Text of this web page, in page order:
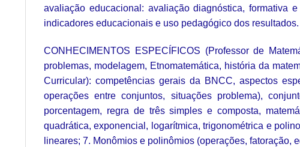
avaliação educacional: avaliação diagnóstica, formativa
indicadores educacionais e uso pedagógico dos resultados.
CONHECIMENTOS ESPECÍFICOS (Professor de
problemas, modelagem, Etnomatemática, história da
Curricular): competências gerais da BNCC, aspectos
operações entre conjuntos, situações problema),
porcentagem, regra de três simples e composta,
quadrática, exponencial, logarítmica, trigonométrica e
lineares; 7. Monômios e polinômios (operações,